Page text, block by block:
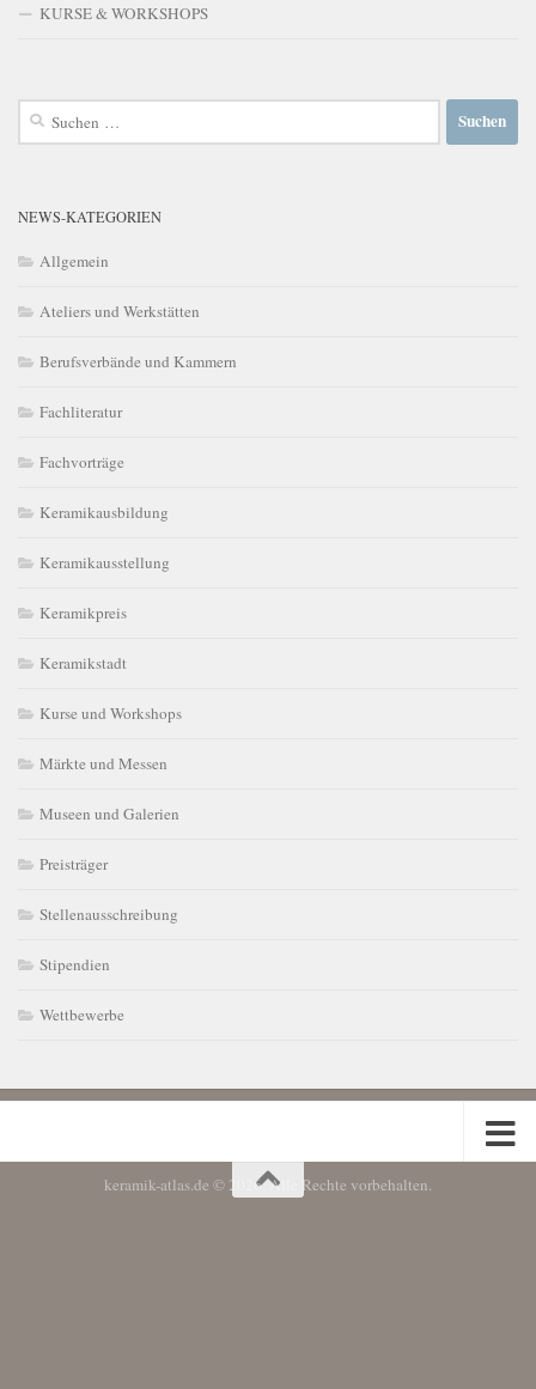
KURSE & WORKSHOPS
Suchen
NEWS-KATEGORIEN
Allgemein
Ateliers und Werkstätten
Berufsverbände und Kammern
Fachliteratur
Fachvorträge
Keramikausbildung
Keramikausstellung
Keramikpreis
Keramikstadt
Kurse und Workshops
Märkte und Messen
Museen und Galerien
Preisträger
Stellenausschreibung
Stipendien
Wettbewerbe
keramik-atlas.de © 2026. Alle Rechte vorbehalten.